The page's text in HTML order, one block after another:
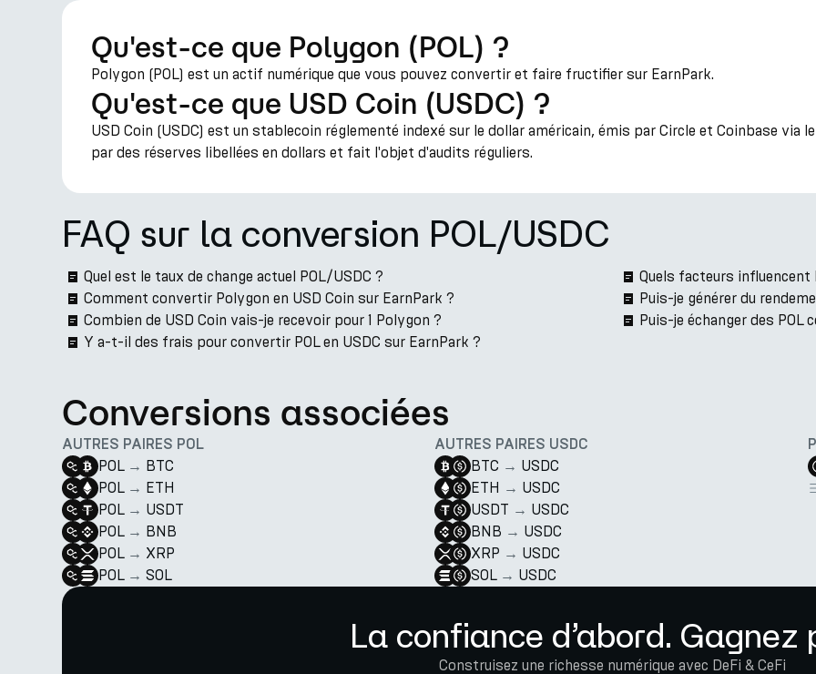
Qu'est-ce que Polygon (POL) ?
Polygon (POL) est un actif numérique que vous pouvez convertir et faire fructifier sur EarnPark.
Qu'est-ce que USD Coin (USDC) ?
USD Coin (USDC) est un stablecoin réglementé indexé sur le dollar américain, émis par Circle et Coinbase
par des réserves libellées en dollars et fait l'objet d'audits réguliers.
FAQ sur la conversion POL/USDC
Quel est le taux de change actuel POL/USDC ?
Comment convertir Polygon en USD Coin sur EarnPark ?
Combien de USD Coin vais-je recevoir pour 1 Polygon ?
Y a-t-il des frais pour convertir POL en USDC sur EarnPark ?
Quels facteurs influencent
Puis-je générer du
Puis-je échanger des POL
Conversions associées
AUTRES PAIRES POL
POL → BTC
POL → ETH
POL → USDT
POL → BNB
POL → XRP
POL → SOL
AUTRES PAIRES USDC
BTC → USDC
ETH → USDC
USDT → USDC
BNB → USDC
XRP → USDC
SOL → USDC
La confiance d’abord. Gagnez
Construisez une richesse numérique avec DeFi & CeFi